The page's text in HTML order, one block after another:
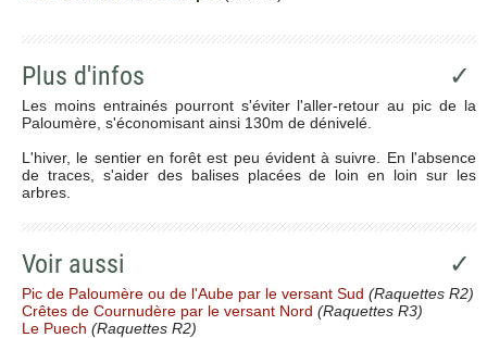
Plus d'infos ✓
Les moins entrainés pourront s'éviter l'aller-retour au pic de la
Paloumère, s'économisant ainsi 130m de dénivelé.
L'hiver, le sentier en forêt est peu évident à suivre. En l'absence
de traces, s'aider des balises placées de loin en loin sur les
arbres.
Voir aussi ✓
Pic de Paloumère ou de l'Aube par le versant Sud (Raquettes R2)
Crêtes de Cournudère par le versant Nord (Raquettes R3)
Le Puech (Raquettes R2)